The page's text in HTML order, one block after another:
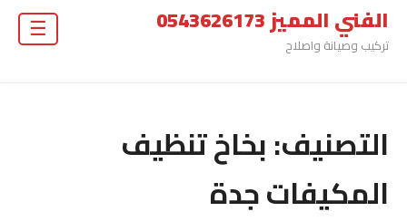
الفني المميز 0543626173
تركيب وصيانة واصلاح
التصنيف:بخاخ تنظيف
المكيفات جدة